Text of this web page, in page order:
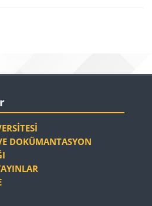
DOKÜMANTASYON